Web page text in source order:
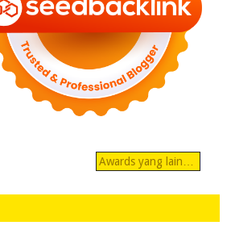
Awards yang lain…